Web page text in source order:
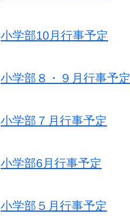
小学部10月行事予定
小学部８・９月行事予定
小学部７月行事予定
小学部6月行事予定
小学部５月行事予定